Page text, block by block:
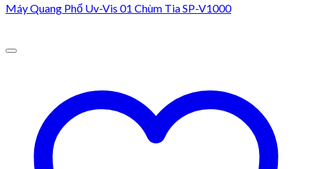
Máy Quang Phổ Uv-Vis 01 Chùm Tia SP-V1000